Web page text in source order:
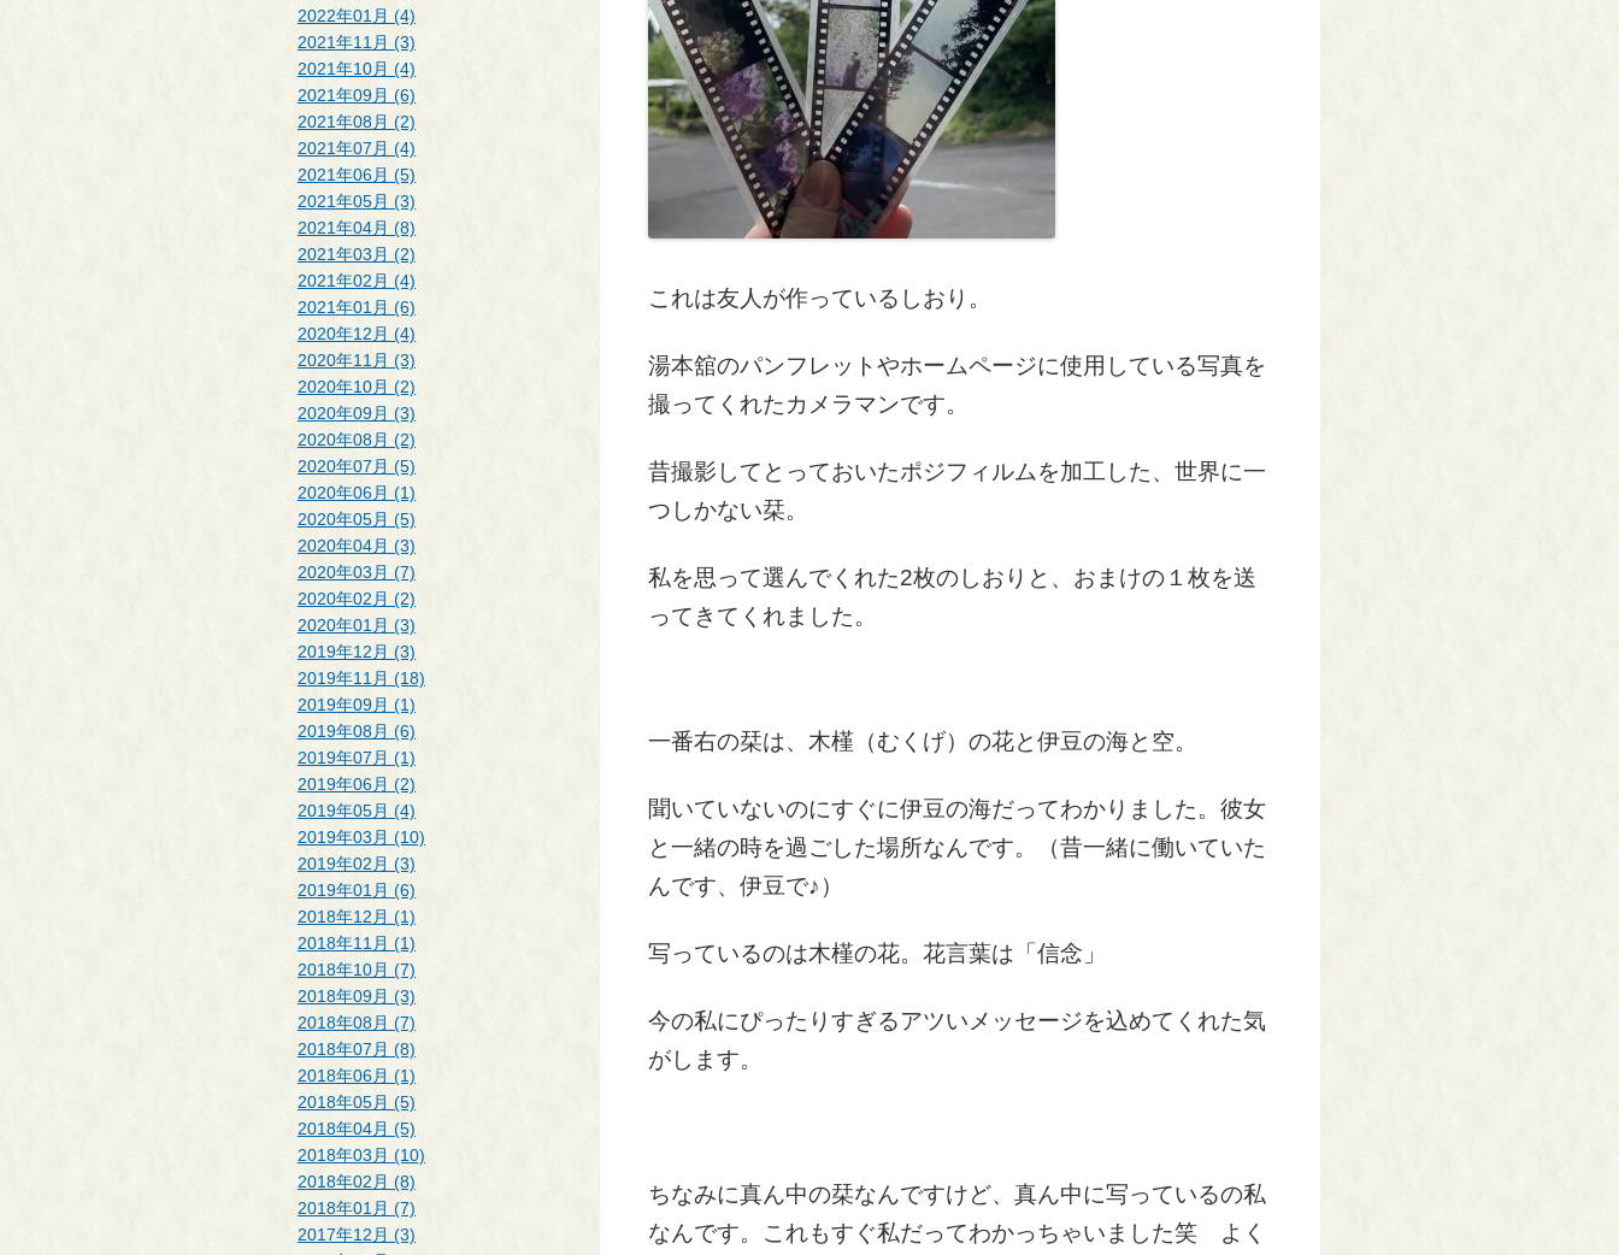
2022年01月 (4)
2021年11月 (3)
2021年10月 (4)
2021年09月 (6)
2021年08月 (2)
2021年07月 (4)
2021年06月 (5)
2021年05月 (3)
2021年04月 (8)
2021年03月 (2)
2021年02月 (4)
2021年01月 (6)
2020年12月 (4)
2020年11月 (3)
2020年10月 (2)
2020年09月 (3)
2020年08月 (2)
2020年07月 (5)
2020年06月 (1)
2020年05月 (5)
2020年04月 (3)
2020年03月 (7)
2020年02月 (2)
2020年01月 (3)
2019年12月 (3)
2019年11月 (18)
2019年09月 (1)
2019年08月 (6)
2019年07月 (1)
2019年06月 (2)
2019年05月 (4)
2019年03月 (10)
2019年02月 (3)
2019年01月 (6)
2018年12月 (1)
2018年11月 (1)
2018年10月 (7)
2018年09月 (3)
2018年08月 (7)
2018年07月 (8)
2018年06月 (1)
2018年05月 (5)
2018年04月 (5)
2018年03月 (10)
2018年02月 (8)
2018年01月 (7)
2017年12月 (3)
これは友人が作っているしおり。
湯本舘のパンフレットやホームページに使用している写真を
撮ってくれたカメラマンです。
昔撮影してとっておいたポジフィルムを加工した、世界に一
つしかない栞。
私を思って選んでくれた2枚のしおりと、おまけの１枚を送
ってきてくれました。
一番右の栞は、木槿（むくげ）の花と伊豆の海と空。
聞いていないのにすぐに伊豆の海だってわかりました。彼女
と一緒の時を過ごした場所なんです。（昔一緒に働いていた
んです、伊豆で♪）
写っているのは木槿の花。花言葉は「信念」
今の私にぴったりすぎるアツいメッセージを込めてくれた気
がします。
ちなみに真ん中の栞なんですけど、真ん中に写っているの私
なんです。これもすぐ私だってわかっちゃいました笑 よく